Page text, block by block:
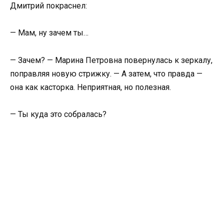
Дмитрий покраснел:
— Мам, ну зачем ты…
— Зачем? — Марина Петровна повернулась к зеркалу,
поправляя новую стрижку. — А затем, что правда —
она как касторка. Неприятная, но полезная.
— Ты куда это собралась?